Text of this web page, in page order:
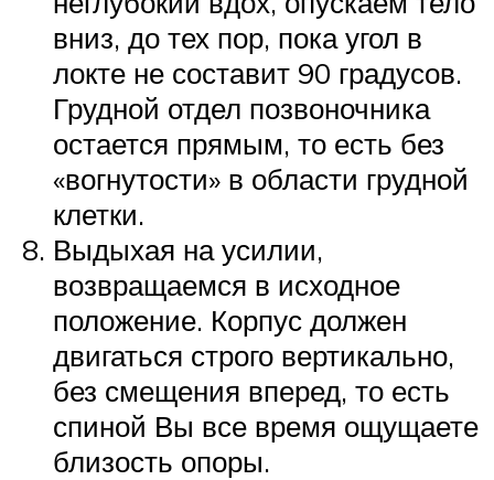
вниз, до тех пор, пока угол в
локте не составит 90 градусов.
Грудной отдел позвоночника
остается прямым, то есть без
«вогнутости» в области грудной
клетки.
Выдыхая на усилии,
возвращаемся в исходное
положение. Корпус должен
двигаться строго вертикально,
без смещения вперед, то есть
спиной Вы все время ощущаете
близость опоры.